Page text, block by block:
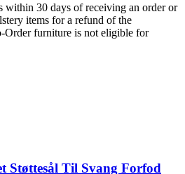
within 30 days of receiving an order or
items for a refund of the
Order furniture is not eligible for
Støttesål Til Svang Forfod